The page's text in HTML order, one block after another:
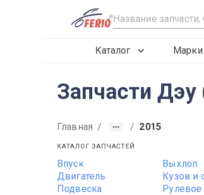
R
Каталог Марки
Запчасти Дэу
Главная / / 2015
КАТАЛОГ ЗАПЧАСТЕЙ
Впуск
Выхлоп
Двигатель
Кузов и
Подвеска
Рулевое
2009
2008